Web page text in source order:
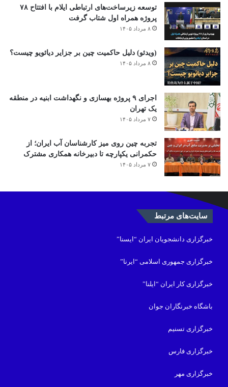
توسعه زیرساخت‌های ارتباطی ایلام با افتتاح ۷۸
پروژه همراه اول شتاب گرفت
۸ مرداد ۱۴۰۵
(ویدئو) دلیل حاکمیت چین بر جزایر دیائویو چیست؟
۸ مرداد ۱۴۰۵
اجرای ۹ پروژه بهسازی و نگهداشت ابنیه در منطقه
یک تهران
۷ مرداد ۱۴۰۵
تجربه چین روی میز کارشناسان آب ایران؛ از
حکمرانی یکپارچه تا دبیرخانه همکاری مشترک
۷ مرداد ۱۴۰۵
سایت‌های مرتبط
خبرگزاری دانشجویان ایران “ایسنا”
خبرگزاری جمهوری اسلامی “ایرنا”
خبرگزاری کار ایران “ایلنا”
باشگاه خبرنگاران جوان
خبرگزاری تسنیم
خبرگزاری فارس
خبرگزاری مهر